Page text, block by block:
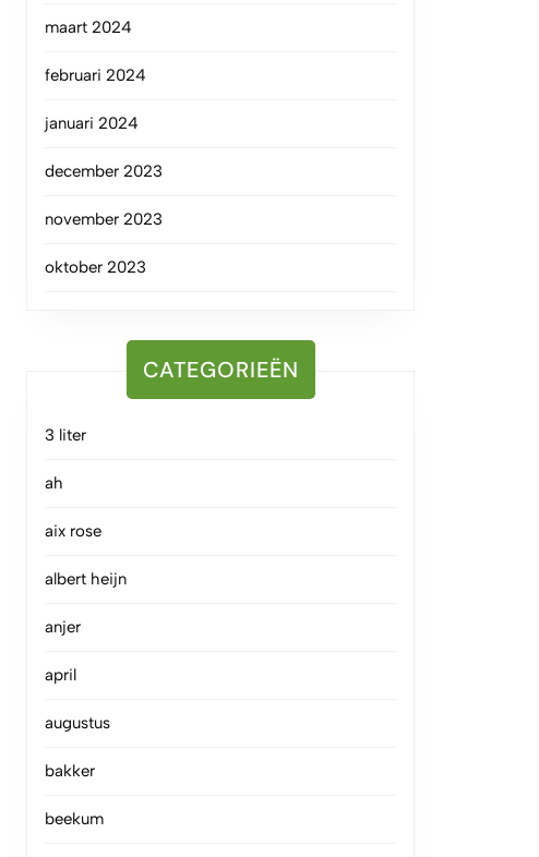
maart 2024
februari 2024
januari 2024
december 2023
november 2023
oktober 2023
CATEGORIEËN
3 liter
ah
aix rose
albert heijn
anjer
april
augustus
bakker
beekum